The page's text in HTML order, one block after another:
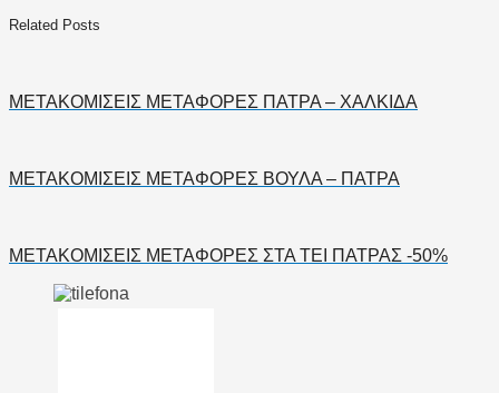
Related Posts
ΜΕΤΑΚΟΜΙΣΕΙΣ ΜΕΤΑΦΟΡΕΣ ΠΑΤΡΑ – ΧΑΛΚΙΔΑ
ΜΕΤΑΚΟΜΙΣΕΙΣ ΜΕΤΑΦΟΡΕΣ ΒΟΥΛΑ – ΠΑΤΡΑ
ΜΕΤΑΚΟΜΙΣΕΙΣ ΜΕΤΑΦΟΡΕΣ ΣΤΑ ΤΕΙ ΠΑΤΡΑΣ -50%